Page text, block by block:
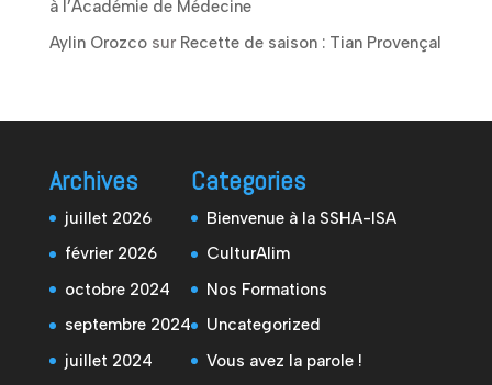
à l’Académie de Médecine
Aylin Orozcosur Recette de saison : Tian Provençal
Archives
juillet 2026
février 2026
octobre 2024
septembre 2024
juillet 2024
Categories
Bienvenue à la SSHA-ISA
CulturAlim
Nos Formations
Uncategorized
Vous avez la parole !